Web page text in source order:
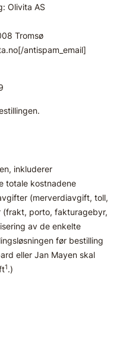
Olivita AS
Tromsø
antispam_email]
inkluderer
totale kostnadene
(merverdiavgift, toll,
(frakt, porto, fakturagebyr,
av de enkelte
før bestilling
eller Jan Mayen skal
1.)